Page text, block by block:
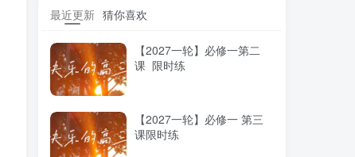
最近更新 猜你喜欢
【2027一轮】必修一第二
课 限时练
【2027一轮】必修一 第三
课限时练